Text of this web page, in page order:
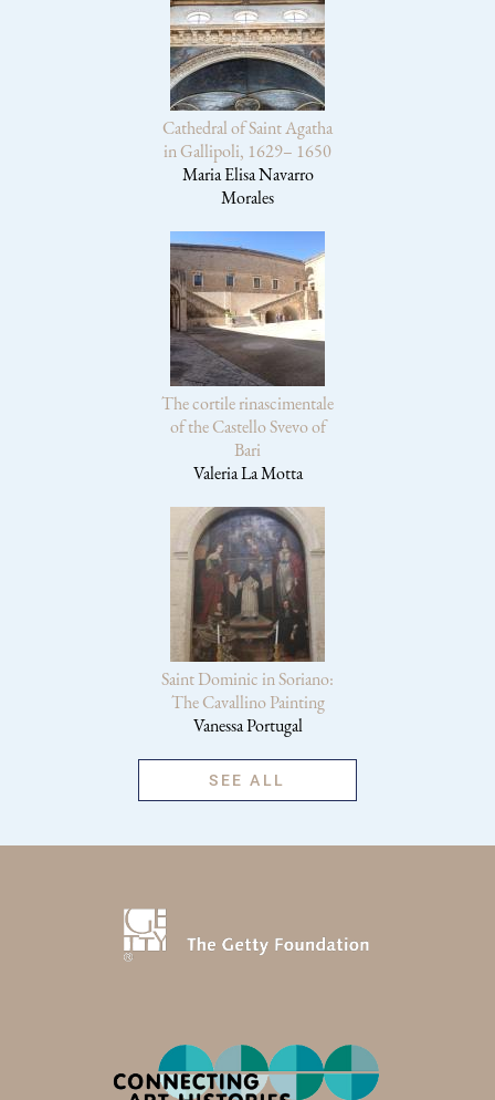
Cathedral of Saint Agatha
in Gallipoli, 1629– 1650
Maria Elisa Navarro
Morales
The cortile rinascimentale
of the Castello Svevo of
Bari
Valeria La Motta
Saint Dominic in Soriano:
The Cavallino Painting
Vanessa Portugal
SEE ALL